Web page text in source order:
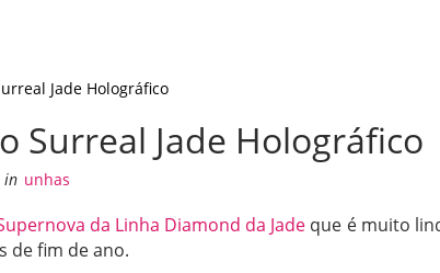
Jade Holográfico
Surreal Jade Holográfico
in unhas
da Linha Diamond da Jade que é muito
de fim de ano.